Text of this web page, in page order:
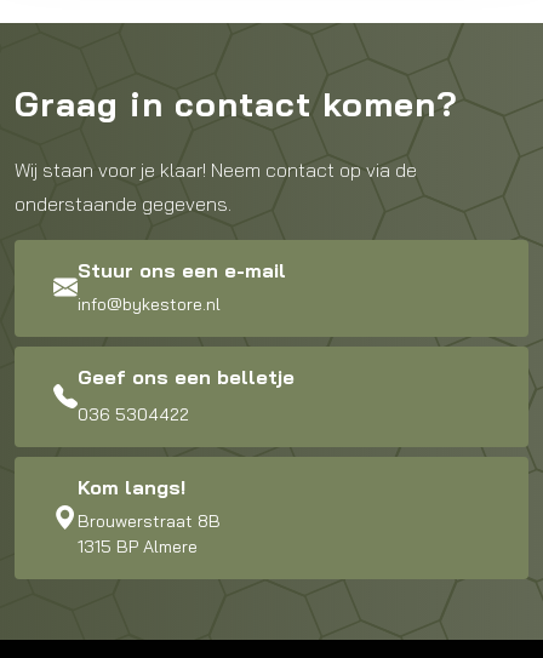
Graag in contact komen?
Wij staan voor je klaar! Neem contact op via de
onderstaande gegevens.
Stuur ons een e-mail
info@bykestore.nl
Geef ons een belletje
036 5304422
Kom langs!
Brouwerstraat 8B
1315 BP Almere